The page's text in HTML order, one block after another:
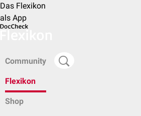
Das Flexikon
als App
Community
Flexikon
Shop